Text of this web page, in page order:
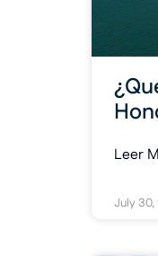
Leer
July 30,